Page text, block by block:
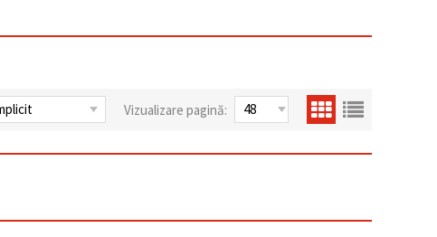
Vizualizare pagină: